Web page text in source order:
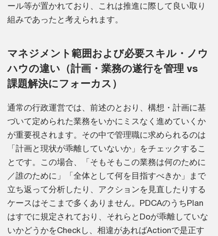
ール等が置かれており、これは推進に際して良い取り
組みであったと考えられます。
マネジメント範囲および必要スキル・ノウ
ハウの違い（計画・業務の遂行を管理 vs
課題解決にフォーカス）
通常の行政運営では、前述のとおり、構想・計画に基
づいて定められた業務をいかにミスなく進めていくか
が重要視されます。その中で管理職に求められるのは
「計画と現状が乖離していないか」をチェックするこ
とです。この場合、「そもそもこの業務は何のために
／誰のために」「全体として何を目指すべきか」まで
立ち返って分析したり、アクションを見直したりする
ケースはそこまで多くありません。PDCAのうちPlan
はすでに規定されており、それらとDoが乖離していな
いかどうかをCheckし、相違があればActionで是正す